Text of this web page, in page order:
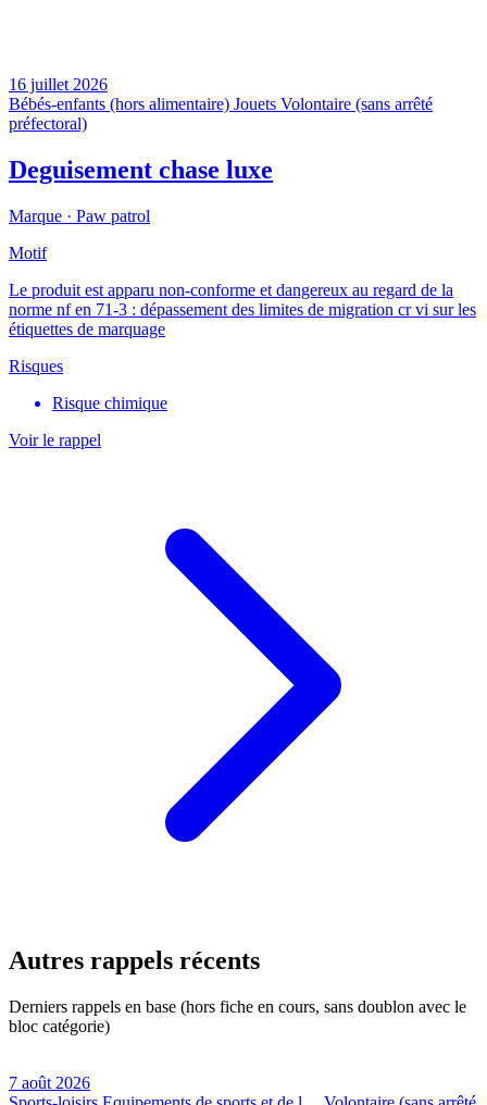
16 juillet 2026
Bébés-enfants (hors alimentaire) Jouets Volontaire (sans arrêté
préfectoral)
Deguisement chase luxe
Marque · Paw patrol
Motif
Le produit est apparu non-conforme et dangereux au regard de la
norme nf en 71-3 : dépassement des limites de migration cr vi sur les
étiquettes de marquage
Risques
Risque chimique
Voir le rappel
Autres rappels récents
Derniers rappels en base (hors fiche en cours, sans doublon avec le
bloc catégorie)
7 août 2026